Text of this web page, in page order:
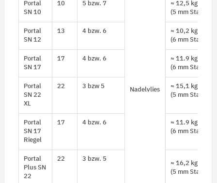
Portal
SN 10
10 5 bzw. 7
Nadelvlies
≈ 12,5 kg
(5 mm
Portal
SN 12
13 4 bzw. 6
≈ 10,2 kg
(6 mm
Portal
SN 17
17 4 bzw. 6
≈ 11.9 kg
(6 mm
Portal
SN 22
XL
22 3 bzw 5
≈ 15,1 kg
(5 mm
Portal
SN 17
Riegel
17 4 bzw. 6
≈ 11.9 kg
(6 mm
Portal
Plus SN
22
22 3 bzw. 5
≈ 16,2 kg
(5 mm